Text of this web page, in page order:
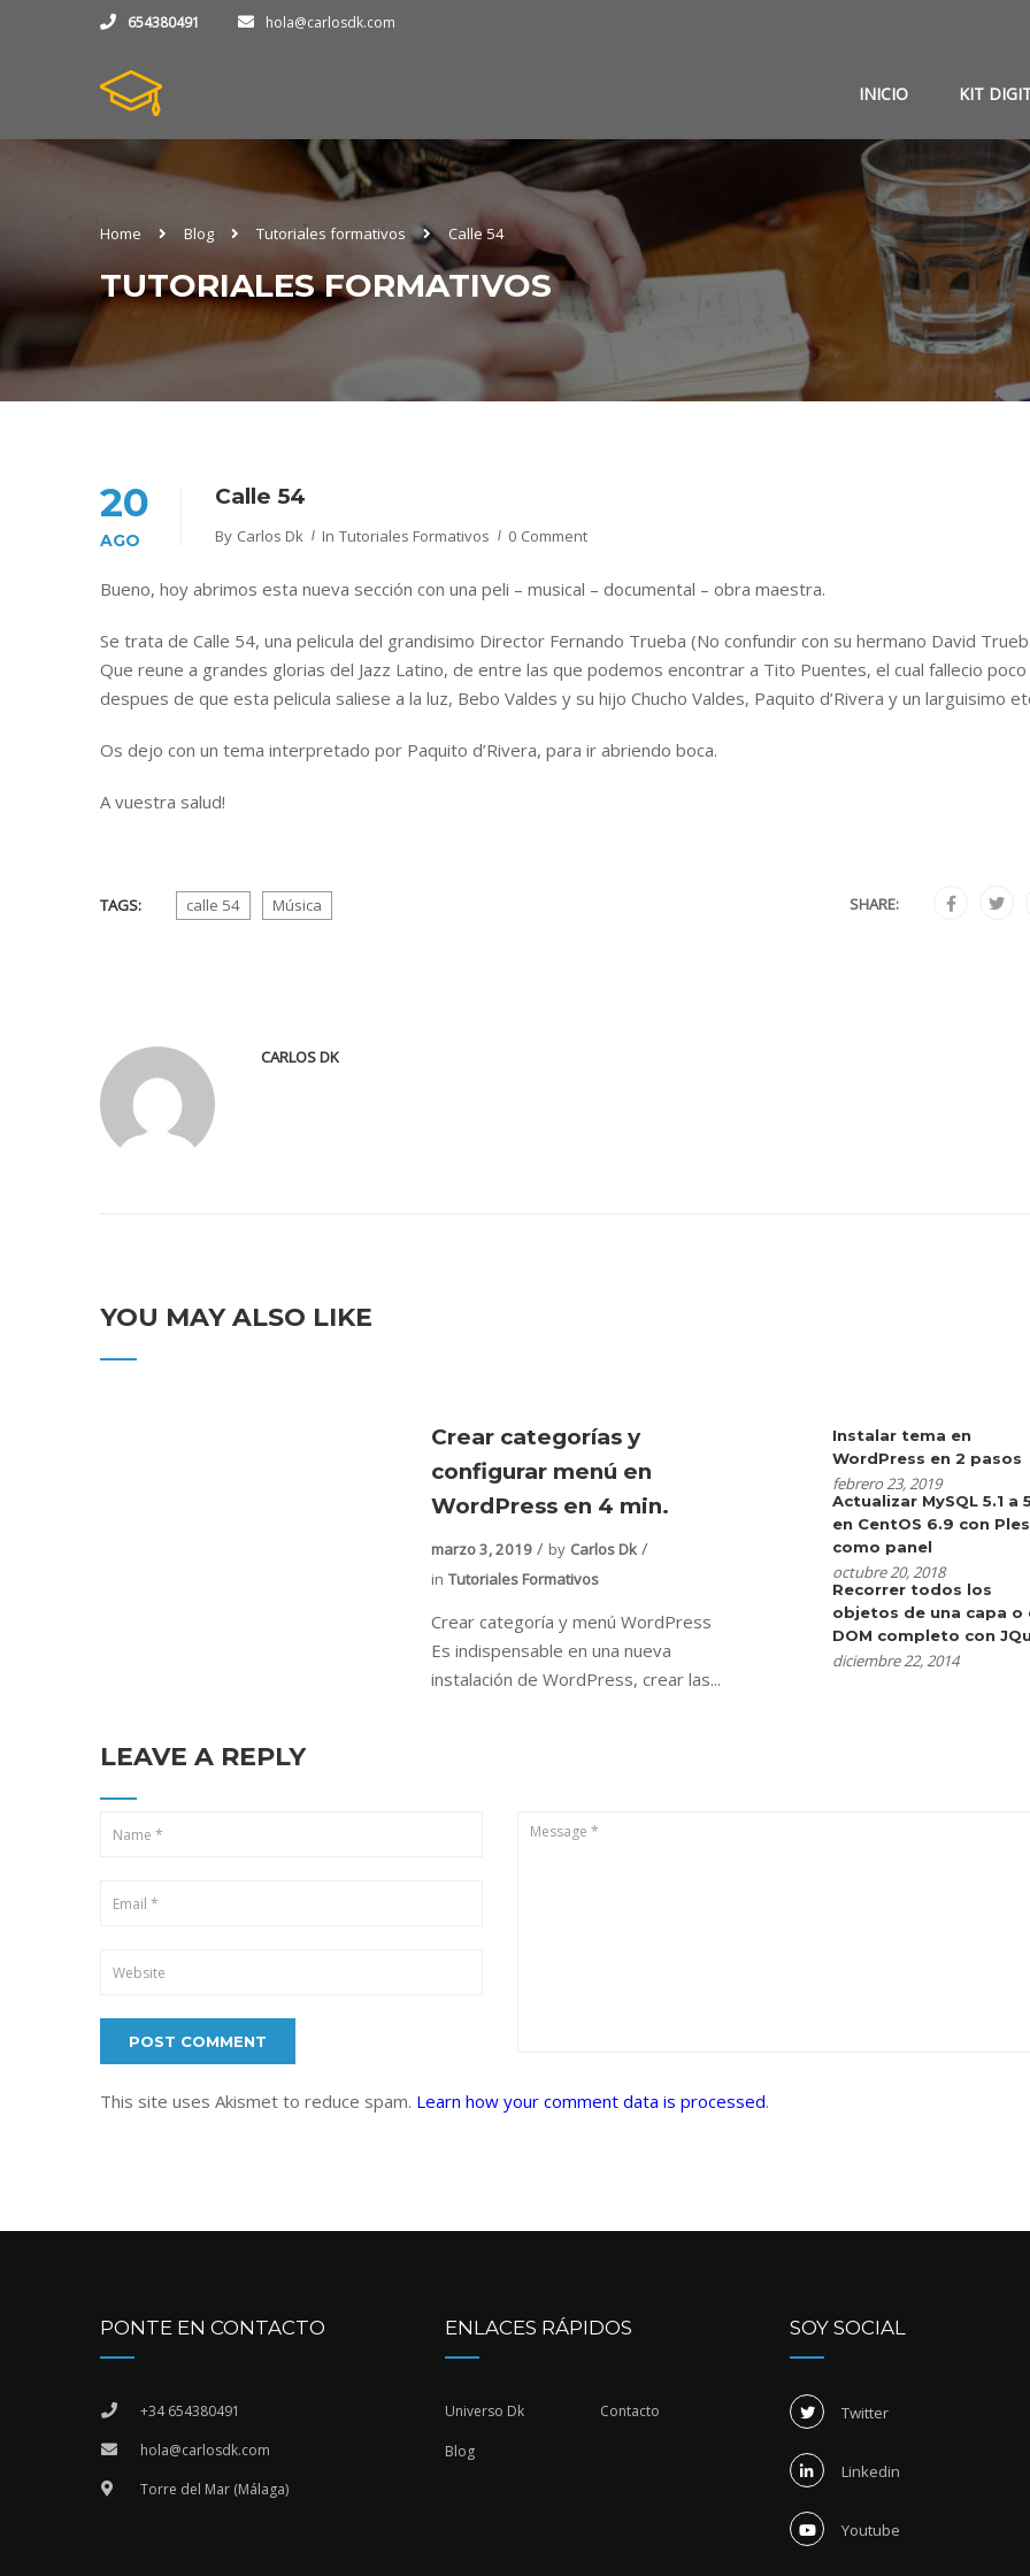
654380491 hola@carlosdk.com
INICIO KIT
Home Blog Tutoriales formativos Calle 54
TUTORIALES FORMATIVOS
20
AGO
Calle 54
By Carlos Dk In Tutoriales Formativos 0 Comment
Bueno, hoy abrimos esta nueva sección con una peli – musical – documental – obra maestra.
Se trata de Calle 54, una pelicula del grandisimo Director Fernando Trueba (No confundir con su hermano David
Que reune a grandes glorias del Jazz Latino, de entre las que podemos encontrar a Tito Puentes, el cual fallecio poco
despues de que esta pelicula saliese a la luz, Bebo Valdes y su hijo Chucho Valdes, Paquito d’Rivera y un larguisimo
Os dejo con un tema interpretado por Paquito d’Rivera, para ir abriendo boca.
A vuestra salud!
TAGS: calle 54 Música SHARE:
CARLOS DK
YOU MAY ALSO LIKE
Crear categorías y
configurar menú en
WordPress en 4 min.
marzo 3, 2019 by Carlos Dk
in Tutoriales Formativos
Crear categoría y menú WordPress
Es indispensable en una nueva
instalación de WordPress, crear las...
Instalar tema en
WordPress en 2 pasos
febrero 23, 2019
Actualizar MySQL 5.1 a
en CentOS 6.9 con
como panel
octubre 20, 2018
Recorrer todos los
objetos de una capa o
DOM completo con
diciembre 22, 2014
LEAVE A REPLY
This site uses Akismet to reduce spam. Learn how your comment data is processed.
PONTE EN CONTACTO
+34 654380491
hola@carlosdk.com
Torre del Mar (Málaga)
ENLACES RÁPIDOS
Universo Dk Contacto
Blog
SOY SOCIAL
Twitter
Linkedin
Youtube